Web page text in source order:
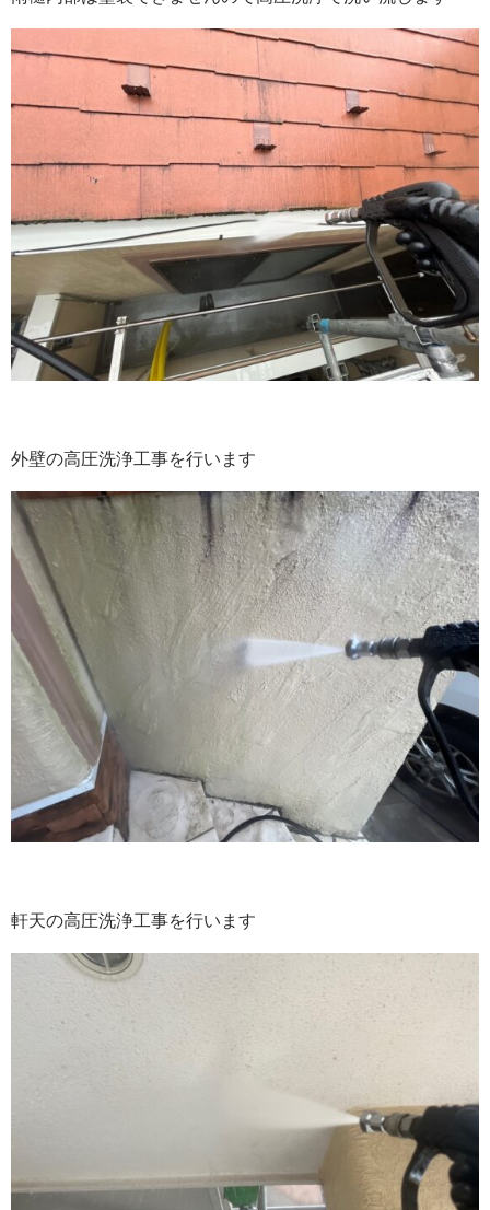
外壁の高圧洗浄工事を行います
軒天の高圧洗浄工事を行います